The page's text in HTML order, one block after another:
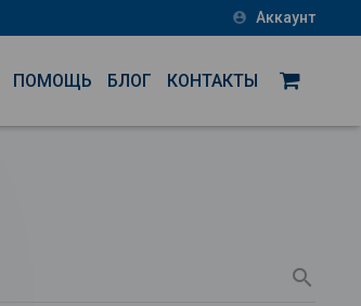
account_circle Аккаунт
ПОМОЩЬ БЛОГ КОНТАКТЫ